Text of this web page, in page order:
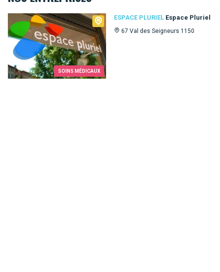
SOINS MÉDICAUX
ESPACE PLURIEL Espace Pluriel
67 Val des Seigneurs 1150
Espace Pluriel